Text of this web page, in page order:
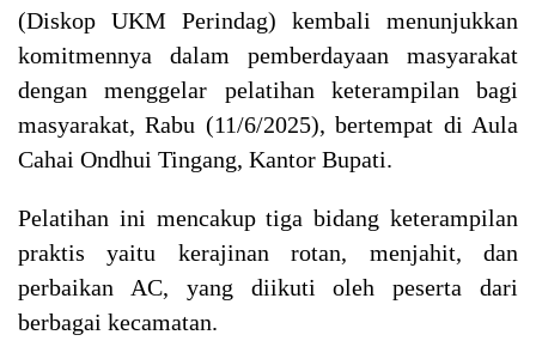
(Diskop UKM Perindag) kembali menunjukkan
komitmennya dalam pemberdayaan masyarakat
dengan menggelar pelatihan keterampilan bagi
masyarakat, Rabu (11/6/2025), bertempat di Aula
Cahai Ondhui Tingang, Kantor Bupati.
Pelatihan ini mencakup tiga bidang keterampilan
praktis yaitu kerajinan rotan, menjahit, dan
perbaikan AC, yang diikuti oleh peserta dari
berbagai kecamatan.